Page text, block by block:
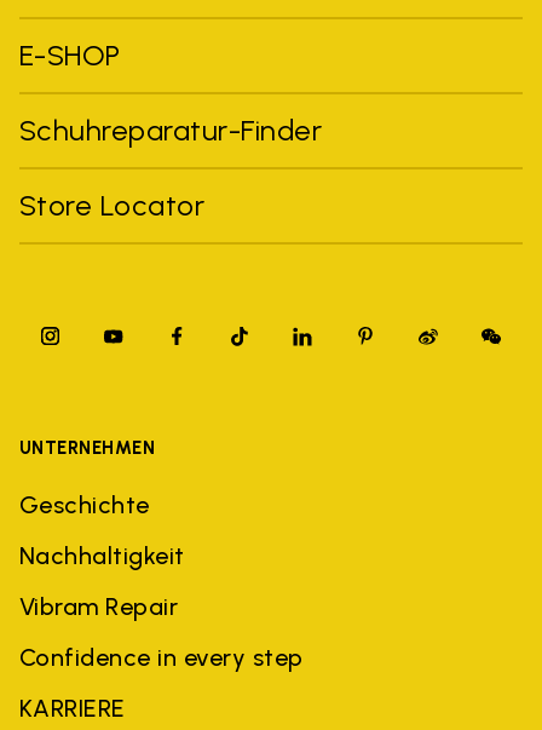
E-SHOP
Schuhreparatur-Finder
Store Locator
UNTERNEHMEN
Geschichte
Nachhaltigkeit
Vibram Repair
Confidence in every step
KARRIERE